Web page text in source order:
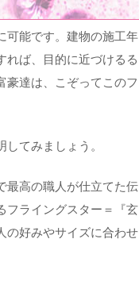
可能です。建物の施工年
れば、目的に近づけるる
豪達は、こぞってこのフ
てみましょう。
最高の職人が仕立てた伝
フライングスター＝『玄
の好みやサイズに合わせ